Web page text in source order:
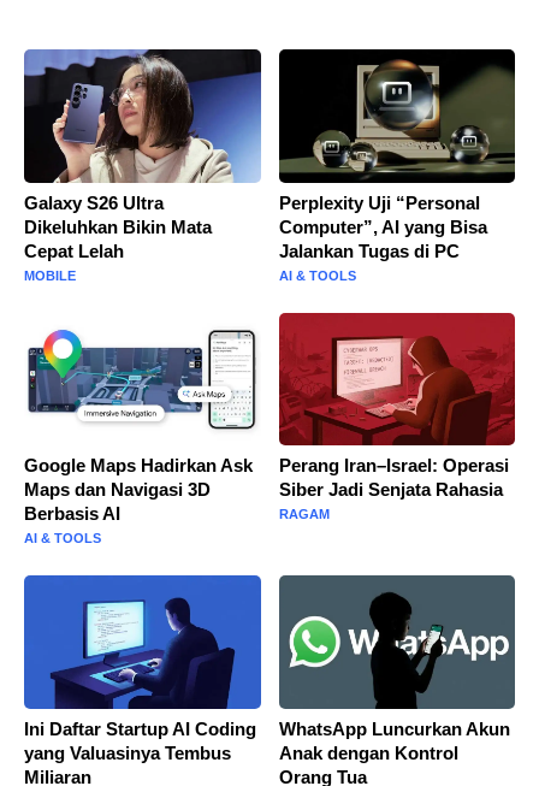
Galaxy S26 Ultra
Dikeluhkan Bikin Mata
Cepat Lelah
MOBILE
Perplexity Uji “Personal
Computer”, AI yang Bisa
Jalankan Tugas di PC
AI & TOOLS
Google Maps Hadirkan Ask
Maps dan Navigasi 3D
Berbasis AI
AI & TOOLS
Perang Iran–Israel: Operasi
Siber Jadi Senjata Rahasia
RAGAM
Ini Daftar Startup AI Coding
yang Valuasinya Tembus
Miliaran
WhatsApp Luncurkan Akun
Anak dengan Kontrol
Orang Tua